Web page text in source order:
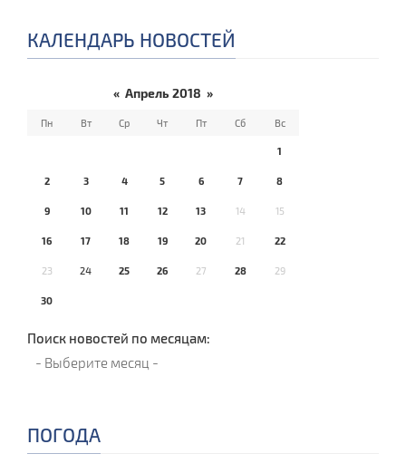
КАЛЕНДАРЬ НОВОСТЕЙ
« Апрель 2018 »
Пн Вт Ср Чт Пт Сб Вс
1
2 3 4 5 6 7 8
9 10 11 12 13 14 15
16 17 18 19 20 21 22
23 24 25 26 27 28 29
30
Поиск новостей по месяцам:
ПОГОДА